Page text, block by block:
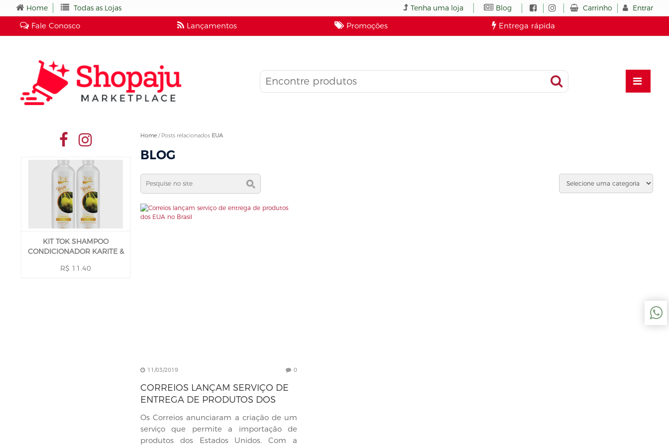
Fale Conosco Lançamentos Promoções Entrega rápida
Home Todas as Lojas Tenha uma loja Blog Carrinho Entrar
Home / Posts relacionados EUA
BLOG
11/03/2019 0
CORREIOS LANÇAM SERVIÇO DE
ENTREGA DE PRODUTOS DOS
Os Correios anunciaram a criação de um
serviço que permite a importação de
produtos dos Estados Unidos. Com a
KIT TOK SHAMPOO
CONDICIONADOR KARITE &
R$ 11.40